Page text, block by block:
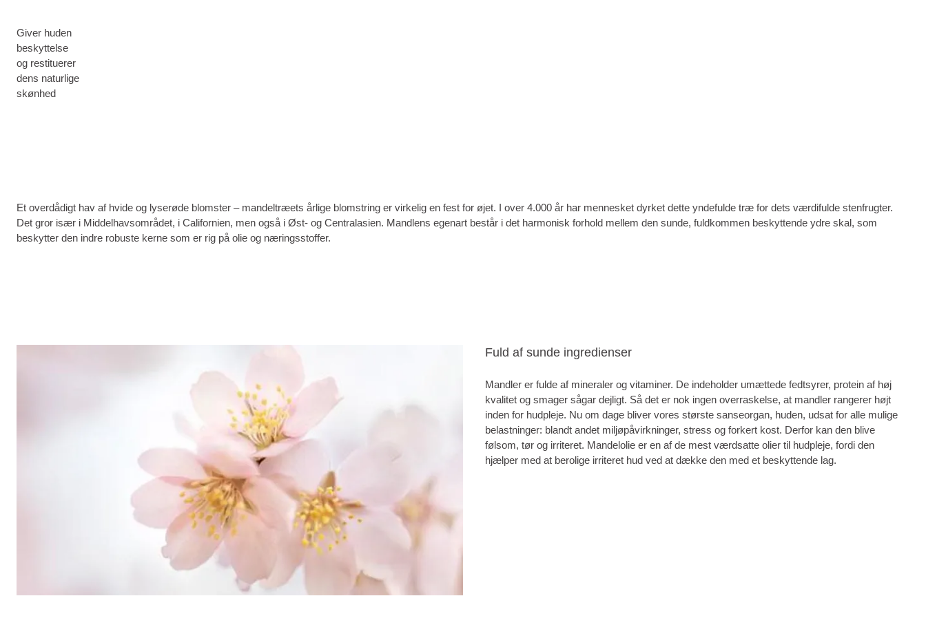
Giver huden
beskyttelse
og restituerer
dens naturlige
skønhed
Et overdådigt hav af hvide og lyserøde blomster – mandeltræets årlige blomstring er virkelig en fest for øjet. I over 4.000 år har mennesket dyrket dette yndefulde træ for dets værdifulde stenfrugter.
Det gror især i Middelhavsområdet, i Californien, men også i Øst- og Centralasien. Mandlens egenart består i det harmonisk forhold mellem den sunde, fuldkommen beskyttende ydre skal, som
beskytter den indre robuste kerne som er rig på olie og næringsstoffer.
Fuld af sunde ingredienser
Mandler er fulde af mineraler og vitaminer. De indeholder umættede fedtsyrer, protein af høj
kvalitet og smager sågar dejligt. Så det er nok ingen overraskelse, at mandler rangerer højt
inden for hudpleje. Nu om dage bliver vores største sanseorgan, huden, udsat for alle mulige
belastninger: blandt andet miljøpåvirkninger, stress og forkert kost. Derfor kan den blive
følsom, tør og irriteret. Mandelolie er en af de mest værdsatte olier til hudpleje, fordi den
hjælper med at berolige irriteret hud ved at dække den med et beskyttende lag.